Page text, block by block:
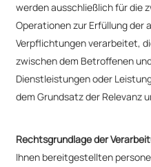
werden ausschließlich für die
Operationen zur Erfüllung der
Verpflichtungen verarbeitet,
zwischen dem Betroffenen
Dienstleistungen oder
dem Grundsatz der Relevanz
Rechtsgrundlage der
Ihnen bereitgestellten